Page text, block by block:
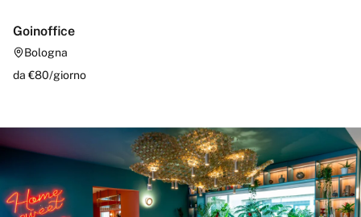
Goinoffice
Bologna
da €80/giorno